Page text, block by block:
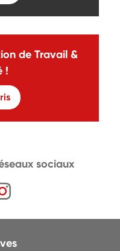
de Travail &
!
sociaux